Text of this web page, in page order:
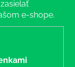
e-shope.